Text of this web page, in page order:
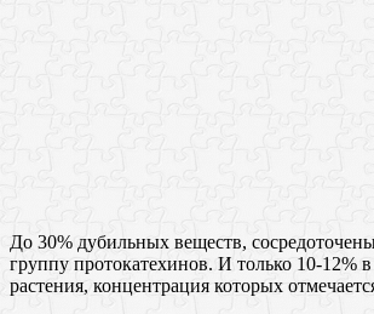
До 30% дубильных веществ,
группу протокатехинов. И только 10-12%
растения, концентрация которых